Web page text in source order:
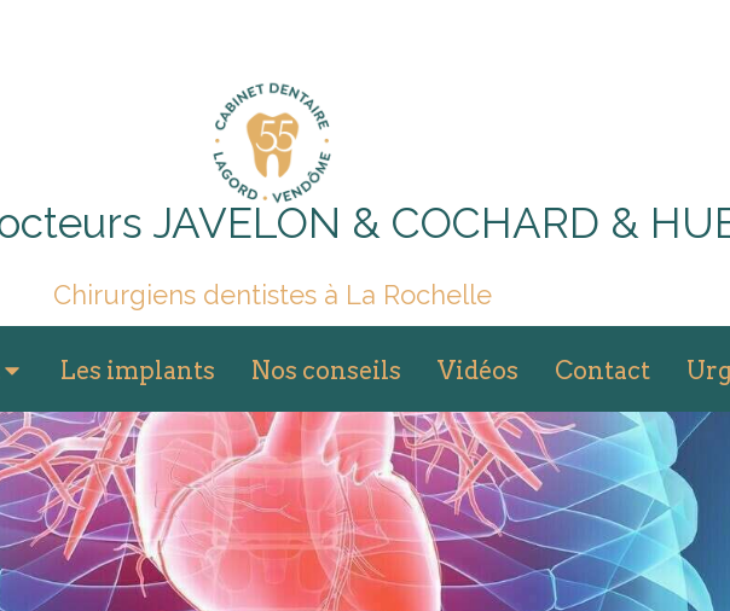
JAVELON & COCHARD &
Chirurgiens dentistes à La Rochelle
Les implants Nos conseils Vidéos Contact